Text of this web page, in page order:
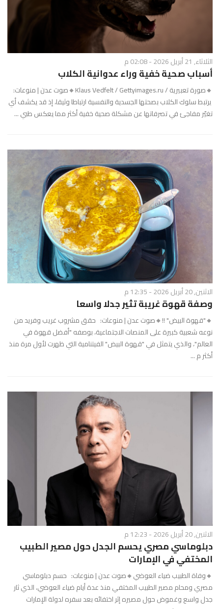
الثلاثاء, 21 أبريل 2026 - 02:08 م
أسباب صحية خفية وراء عدوانية الكلاب
🔸صورة تعبيرية / Klaus Vedfelt / Gettyimages.ru🔸صوت عدن | منوعات:
يرتبط سلوك الكلاب بصحتها الجسدية والنفسية ارتباطا وثيقا، إذ قد يكشف أي
تغيّر مفاجئ في تصرفاتها عن مشكلة صحية خفية أكثر مما يعكس طبي ...
الاثنين, 20 أبريل 2026 - 12:35 م
وصفة قهوة غريبة تثير جدلا واسعا
🔸"قهوة البيض" !!🔸صوت عدن | منوعات: حقق مشروب غريب وفريد من
نوعه شعبية كبيرة على المنصات الاجتماعية، بوصفه "أفضل قهوة في
العالم"، والذي يتمثل في "قهوة البيض" الفيتنامية التي ظهرت ﻷول مرة منذ
أكثر م ...
الاثنين, 20 أبريل 2026 - 12:23 م
دبلوماسي مصري يحسم الجدل حول مصير الطبيب
المختفي في الإمارات
🔸وفاة الطبيب ضياء العوضي🔸صوت عدن | منوعات: حسم دبلوماسي
مصري ومحام مصير الطبيب المختفي منذ عدة أيام ضياء العوضي، الذي ثار
جدل واسع وغموض حول مصيره إثر اختفائه بعد سفره لدولة الإمارات